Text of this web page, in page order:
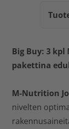
Big Buy: 3
pakettina
M-Nutrition
nivelten